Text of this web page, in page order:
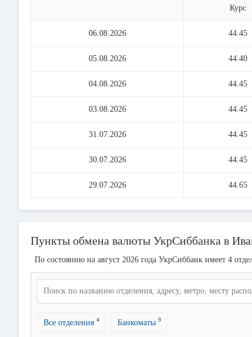
Курс
06.08.2026 44.45
05.08.2026 44.40
04.08.2026 44.45
03.08.2026 44.45
31.07.2026 44.45
30.07.2026 44.45
29.07.2026 44.65
Пункты обмена валюты УкрСиббанка в
По состоянию на август 2026 года УкрСиббанк имеет 4
Все отделения 4 Банкоматы 9